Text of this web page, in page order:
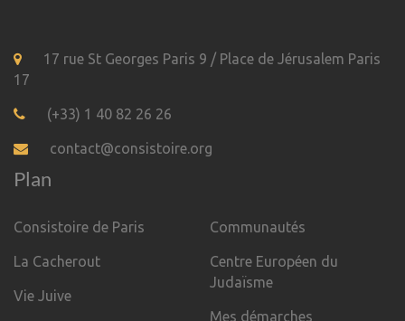
17 rue St Georges Paris 9 / Place de Jérusalem Paris
17
(+33) 1 40 82 26 26
contact@consistoire.org
Plan
Consistoire de Paris
La Cacherout
Vie Juive
Communautés
Centre Européen du
Judaïsme
Mes démarches